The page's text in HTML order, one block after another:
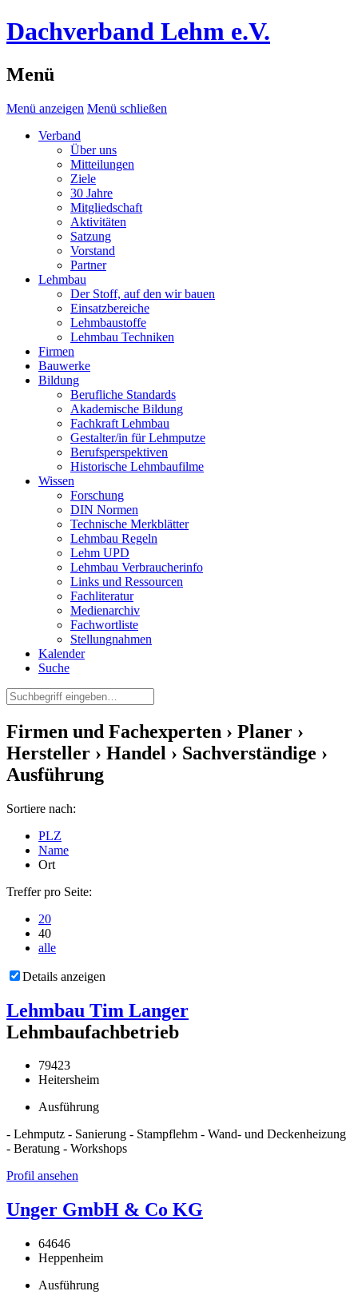
Dachverband Lehm e.V.
Menü
Menü anzeigen Menü schließen
Verband
Über uns
Mitteilungen
Ziele
30 Jahre
Mitgliedschaft
Aktivitäten
Satzung
Vorstand
Partner
Lehmbau
Der Stoff, auf den wir bauen
Einsatzbereiche
Lehmbaustoffe
Lehmbau Techniken
Firmen
Bauwerke
Bildung
Berufliche Standards
Akademische Bildung
Fachkraft Lehmbau
Gestalter/in für Lehmputze
Berufsperspektiven
Historische Lehmbaufilme
Wissen
Forschung
DIN Normen
Technische Merkblätter
Lehmbau Regeln
Lehm UPD
Lehmbau Verbraucherinfo
Links und Ressourcen
Fachliteratur
Medienarchiv
Fachwortliste
Stellungnahmen
Kalender
Suche
Firmen und Fachexperten › Planer ›
Hersteller › Handel › Sachverständige ›
Ausführung
Sortiere nach:
PLZ
Name
Ort
Treffer pro Seite:
20
40
alle
Details anzeigen
Lehmbau Tim Langer
Lehmbaufachbetrieb
79423
Heitersheim
Ausführung
- Lehmputz - Sanierung - Stampflehm - Wand- und Deckenheizung
- Beratung - Workshops
Profil ansehen
Unger GmbH & Co KG
64646
Heppenheim
Ausführung